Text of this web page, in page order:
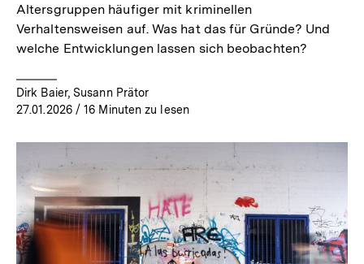
Altersgruppen häufiger mit kriminellen
Verhaltensweisen auf. Was hat das für Gründe? Und
welche Entwicklungen lassen sich beobachten?
Dirk Baier, Susann Prätor
27.01.2026/ 16 Minuten zu lesen